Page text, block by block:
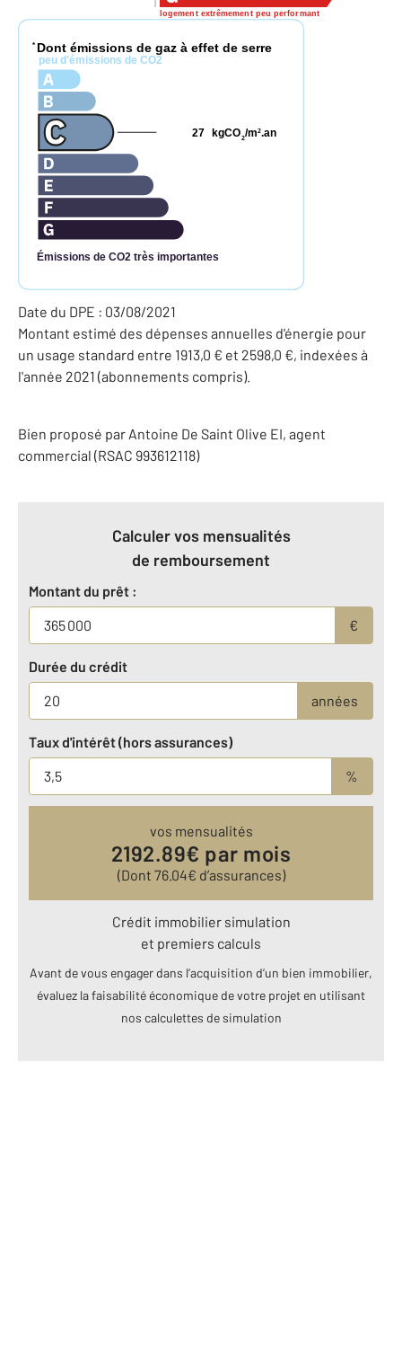
logement extrêmement peu performant
* Dont émissions de gaz à effet de serre
peu d'émissions de CO2
Émissions de CO2 très importantes
kgCO2/m2.an
27
Date du DPE : 03/08/2021
Montant estimé des dépenses annuelles d'énergie pour
un usage standard entre 1913,0 € et 2598,0 €, indexées à
l'année 2021 (abonnements compris).
Bien proposé par Antoine De Saint Olive EI, agent
commercial (RSAC 993612118)
Calculer vos mensualités
de remboursement
Montant du prêt :
€
Durée du crédit
années
Taux d'intérêt (hors assurances)
%
vos mensualités
2192.89€ par mois
(Dont 76.04€ d’assurances)
Crédit immobilier simulation
et premiers calculs
Avant de vous engager dans l’acquisition d’un bien immobilier,
évaluez la faisabilité économique de votre projet en utilisant
nos calculettes de simulation